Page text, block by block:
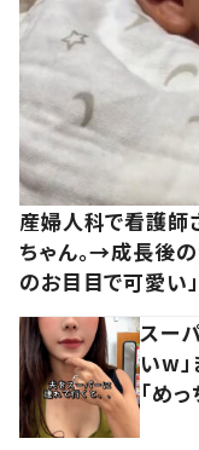
産婦人科で看護師
ちゃん。→成長後の
のお目目で可愛い」
スー
いw」
「め